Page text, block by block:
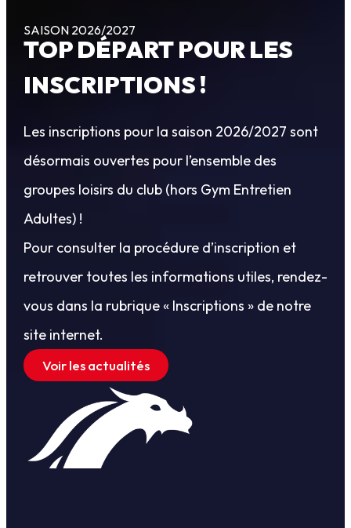
SAISON 2026/2027
TOP DÉPART POUR LES
INSCRIPTIONS !
Les inscriptions pour la saison 2026/2027 sont
désormais ouvertes pour l’ensemble des
groupes loisirs du club (hors Gym Entretien
Adultes) !
Pour consulter la procédure d’inscription et
retrouver toutes les informations utiles, rendez-
vous dans la rubrique « Inscriptions » de notre
site internet.
Voir les actualités